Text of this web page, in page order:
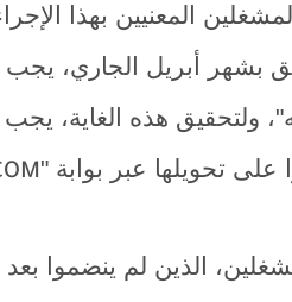
المعنيين بهذا
بشهر أبريل الجاري،
ولتحقيق هذه الغاية،
على تحويلها عبر بوابة "
الذين لم ينضموا بعد